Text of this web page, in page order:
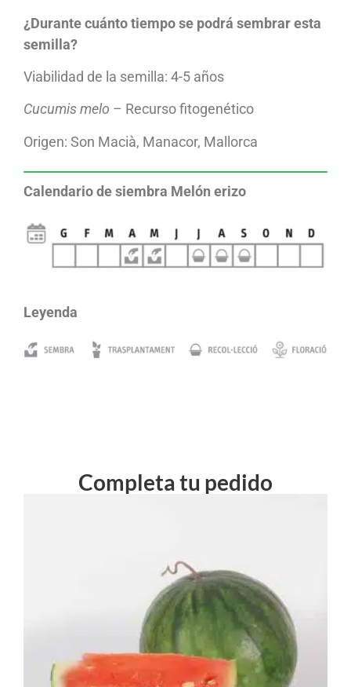
¿Durante cuánto tiempo se podrá sembrar esta
semilla?
Viabilidad de la semilla: 4-5 años
Cucumis melo – Recurso fitogenético
Origen: Son Macià, Manacor, Mallorca
Calendario de siembra Melón erizo
Leyenda
Completa tu pedido